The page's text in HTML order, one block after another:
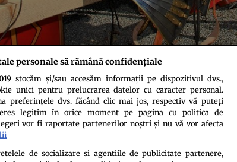
armura a fost găsită pe locul Bătăliei din Pădurea Teutoburgică.
personale să rămână confidențiale
stocăm și/sau accesăm informații pe dispozitivul dvs.,
unici pentru prelucrarea datelor cu caracter personal.
preferințele dvs. făcând clic mai jos, respectiv vă puteți
legitim în orice moment pe pagina cu politica de
vor fi raportate partenerilor noștri și nu vă vor afecta
de socializare si agentiile de publicitate partenere,